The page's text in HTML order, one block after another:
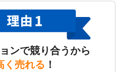
ンで競り合うから
く売れる ！